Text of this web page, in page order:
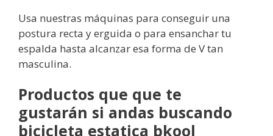
Usa nuestras máquinas para conseguir una
postura recta y erguida o para ensanchar tu
espalda hasta alcanzar esa forma de V tan
masculina.
Productos que que te
gustarán si andas buscando
bicicleta estatica bkool